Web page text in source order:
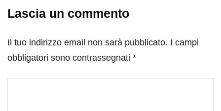
Lascia un commento
Il tuo indirizzo email non sarà pubblicato. I campi
obbligatori sono contrassegnati *